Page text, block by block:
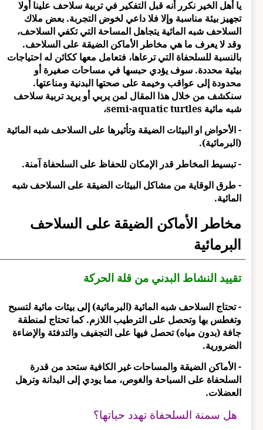
يا أهل الخير نكرر أنه قبل التفكير في تربية سلاحف علينا أولا
تجهيز بيئة مناسبة وإلا فلا داعي لخوض التجربة. بعض ملاك
السلاحف شبه المائية يتجاهل المساحة التي تكفي السلاحف،
وقد لا يعرف ما هي مخاطر الأماكن الضيقة على السلاحف.
بالنسبة للسلحفاة التي ترعاها، فتعامل معها ككائن له احتياجات
بيئية محددة. سوف يؤدي حبسها في مساحات صغيرة أو
محدودة إلى عواقب وخيمة على صحتها البدنية ومناعتها.
سنكشف من خلال هذا المقال لمن يربي أو يريد تربية سلاحف
شبه مائية semi-aquatic turtles،
- الأحواض او البيئات الضيقة وتأثيرها على السلاحف شبه المائية
(البرمائية).
- تبسيط المخاطر قدر الإمكان للحفاظ على السلحفاة آمنة.
- طرق الوقاية من مشاكل البيئات الضيقة على السلاحف شبه
المائية.
مخاطر الأماكن الضيقة على السلاحف
البرمائية
تقييد النشاط البدني من قلة الحركة
- تحتاج السلاحف شبه المائية (البرمائية) إلى بيئات مائية لتسبح
وتغطس بها وتحصل على الترطيب اللازم. كما تحتاج لمنطقة
جافة (بدون مياه) تحصل فيها على التجفيف والتدفئة والإضاءة
الضرورية.
- الأماكن الضيقة والمساحات غير الكافية ستحد من قدرة
السلحفاة على السباحة والغوص، مما يودي إلى البدانة وترهل
العضلات.
هل سمنة السلحفاة تهدد حياتها؟